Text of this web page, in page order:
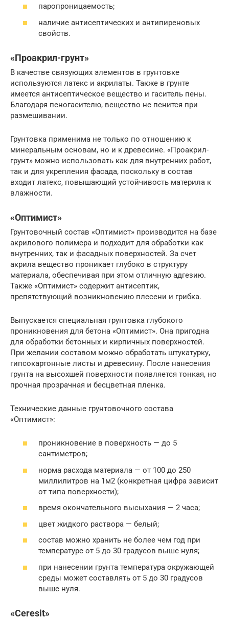
паропроницаемость;
наличие антисептических и антипиреновых
свойств.
«Проакрил-грунт»
В качестве связующих элементов в грунтовке
используются латекс и акрилаты. Также в грунте
имеется антисептическое вещество и гаситель пены.
Благодаря пеногасителю, вещество не пенится при
размешивании.
Грунтовка применима не только по отношению к
минеральным основам, но и к древесине. «Проакрил-
грунт» можно использовать как для внутренних работ,
так и для укрепления фасада, поскольку в состав
входит латекс, повышающий устойчивость материла к
влажности.
«Оптимист»
Грунтовочный состав «Оптимист» производится на базе
акрилового полимера и подходит для обработки как
внутренних, так и фасадных поверхностей. За счет
акрила вещество проникает глубоко в структуру
материала, обеспечивая при этом отличную адгезию.
Также «Оптимист» содержит антисептик,
препятствующий возникновению плесени и грибка.
Выпускается специальная грунтовка глубокого
проникновения для бетона «Оптимист». Она пригодна
для обработки бетонных и кирпичных поверхностей.
При желании составом можно обработать штукатурку,
гипсокартонные листы и древесину. После нанесения
грунта на высохшей поверхности появляется тонкая, но
прочная прозрачная и бесцветная пленка.
Технические данные грунтовочного состава
«Оптимист»:
проникновение в поверхность — до 5
сантиметров;
норма расхода материала — от 100 до 250
миллилитров на 1м2 (конкретная цифра зависит
от типа поверхности);
время окончательного высыхания — 2 часа;
цвет жидкого раствора — белый;
состав можно хранить не более чем год при
температуре от 5 до 30 градусов выше нуля;
при нанесении грунта температура окружающей
среды может составлять от 5 до 30 градусов
выше нуля.
«Ceresit»